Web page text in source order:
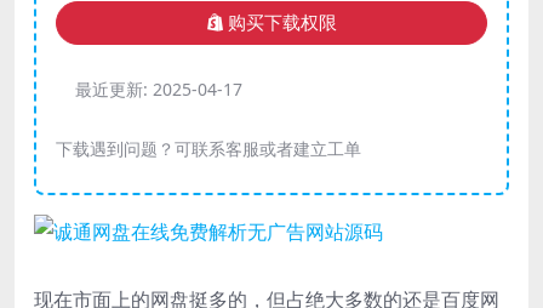
购买下载权限
最近更新: 2025-04-17
下载遇到问题？可联系客服或者建立工单
现在市面上的网盘挺多的，但占绝大多数的还是百度网